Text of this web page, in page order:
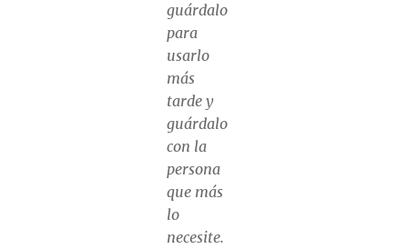
guárdalo
para
usarlo
más
tarde y
guárdalo
con la
persona
que más
lo
necesite.